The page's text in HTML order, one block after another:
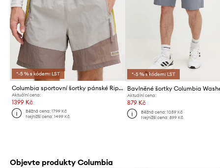
*-5 % s kódem: LST
Columbia sportovní šortky pánské Riptide Retro
Aktuální cena:
1399 Kč
Běžná cena:1799 Kč
Nejnižší cena:1499 Kč
*-5 % s kódem: LST
Aktuální cena:
879 Kč
Běžná cena: 1059 Kč
Nejnižší cena: 899 Kč
Objevte produkty Columbia